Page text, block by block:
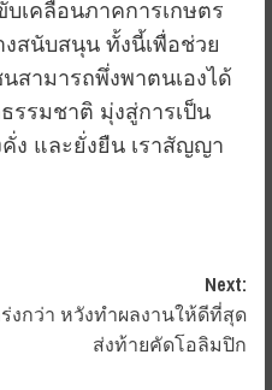
เคลื่อน​ภาคการเกษตร
สนับสนุน​ ทั้งนี้เพื่อช่วย
สามารถพึ่งพาตนเองได้
รรมชาติ มุ่งสู่การเป็น
ง​ และ​ยั่งยืน​ เราสัญญา​
Next:
งกว่า หวังทำผลงานให้ดีที่สุด
ส่งท้ายคัดโอลิมปิก